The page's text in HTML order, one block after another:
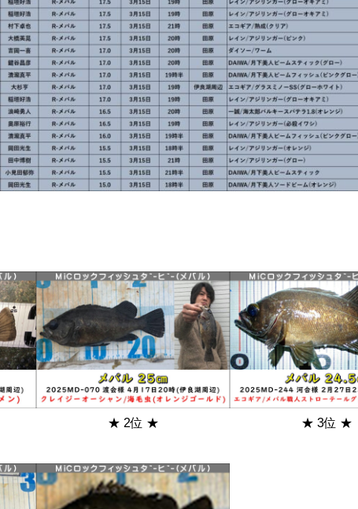
★ 2位 ★ ★ 3位 ★